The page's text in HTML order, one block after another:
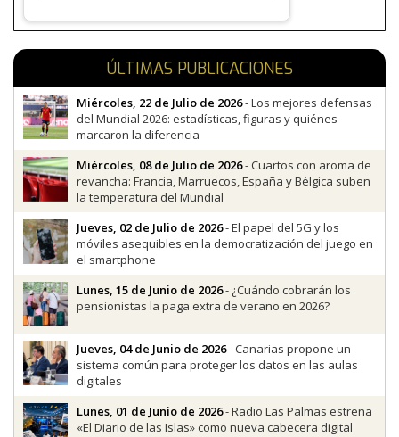
ÚLTIMAS PUBLICACIONES
Miércoles, 22 de Julio de 2026- Los mejores defensas
del Mundial 2026: estadísticas, figuras y quiénes
marcaron la diferencia
Miércoles, 08 de Julio de 2026- Cuartos con aroma de
revancha: Francia, Marruecos, España y Bélgica suben
la temperatura del Mundial
Jueves, 02 de Julio de 2026- El papel del 5G y los
móviles asequibles en la democratización del juego en
el smartphone
Lunes, 15 de Junio de 2026- ¿Cuándo cobrarán los
pensionistas la paga extra de verano en 2026?
Jueves, 04 de Junio de 2026- Canarias propone un
sistema común para proteger los datos en las aulas
digitales
Lunes, 01 de Junio de 2026- Radio Las Palmas estrena
«El Diario de las Islas» como nueva cabecera digital